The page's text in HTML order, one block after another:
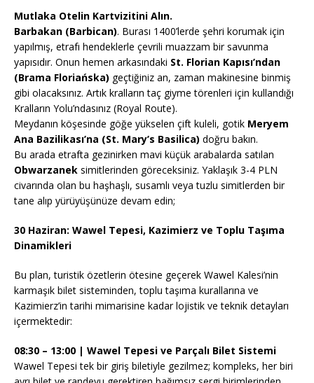
Mutlaka Otelin Kartvizitini Alın.
Barbakan (Barbican). Burası 1400’lerde şehri korumak için
yapılmış, etrafı hendeklerle çevrili muazzam bir savunma
yapısıdır. Onun hemen arkasındaki St. Florian Kapısı’ndan
(Brama Floriańska) geçtiğiniz an, zaman makinesine binmiş
gibi olacaksınız. Artık kralların taç giyme törenleri için kullandığı
Kralların Yolu’ndasınız (Royal Route).
Meydanın köşesinde göğe yükselen çift kuleli, gotik Meryem
Ana Bazilikası’na (St. Mary’s Basilica) doğru bakın.
Bu arada etrafta gezinirken mavi küçük arabalarda satılan
Obwarzanek simitlerinden göreceksiniz. Yaklaşık 3-4 PLN
civarında olan bu haşhaşlı, susamlı veya tuzlu simitlerden bir
tane alıp yürüyüşünüze devam edin;
30 Haziran: Wawel Tepesi, Kazimierz ve Toplu Taşıma
Dinamikleri
Bu plan, turistik özetlerin ötesine geçerek Wawel Kalesi’nin
karmaşık bilet sisteminden, toplu taşıma kurallarına ve
Kazimierz’in tarihi mimarisine kadar lojistik ve teknik detayları
içermektedir:
08:30 – 13:00 | Wawel Tepesi ve Parçalı Bilet Sistemi
Wawel Tepesi tek bir giriş biletiyle gezilmez; kompleks, her biri